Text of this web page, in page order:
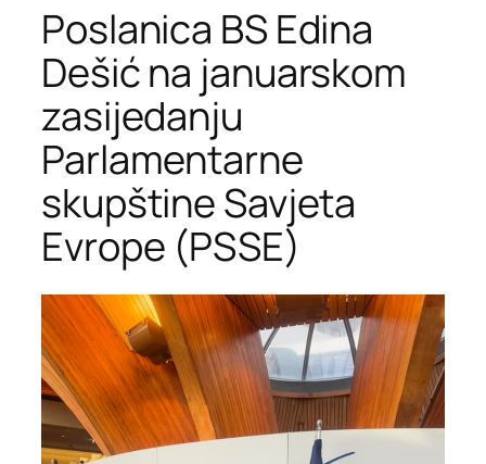
Poslanica BS Edina
Dešić na januarskom
zasijedanju
Parlamentarne
skupštine Savjeta
Evrope (PSSE)